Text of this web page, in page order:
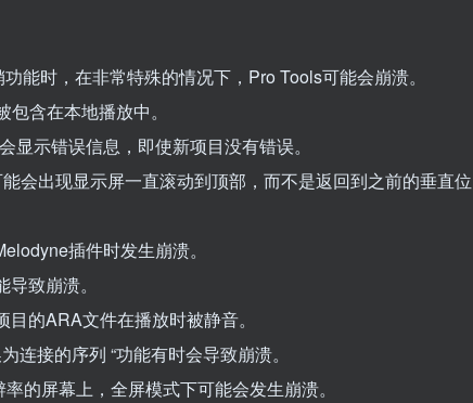
能时，在非常特殊的情况下，Pro Tools可能会崩溃。
含在本地播放中。
示错误信息，即使新项目没有错误。
会出现显示屏一直滚动到顶部，而不是返回到之前的垂直位
插件时发生崩溃。
致崩溃。
的ARA文件在播放时被静音。
连接的序列 “功能有时会导致崩溃。
的屏幕上，全屏模式下可能会发生崩溃。